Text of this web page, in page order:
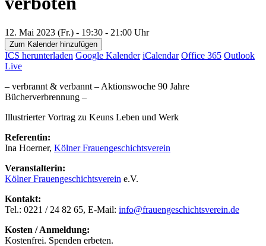
12. Mai 2023 (Fr.) - 19:30 - 21:00 Uhr
Zum Kalender hinzufügen
ICS herunterladen Google Kalender iCalendar Office 365 Outlook
Live
– verbrannt & verbannt – Aktionswoche 90 Jahre
Bücherverbrennung –
Illustrierter Vortrag zu Keuns Leben und Werk
Referentin:
Ina Hoerner, Kölner Frauengeschichtsverein
Veranstalterin:
Kölner Frauengeschichtsverein e.V.
Kontakt:
Tel.: 0221 / 24 82 65, E-Mail: info@frauengeschichtsverein.de
Kosten / Anmeldung:
Kostenfrei. Spenden erbeten.